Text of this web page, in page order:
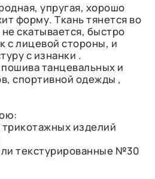
упругая, хорошо
форму. Ткань тянется во
скатывается, быстро
с лицевой стороны, и
с изнанки .
танцевальных и
спортивной одежды ,
изделий
текстурированные №30